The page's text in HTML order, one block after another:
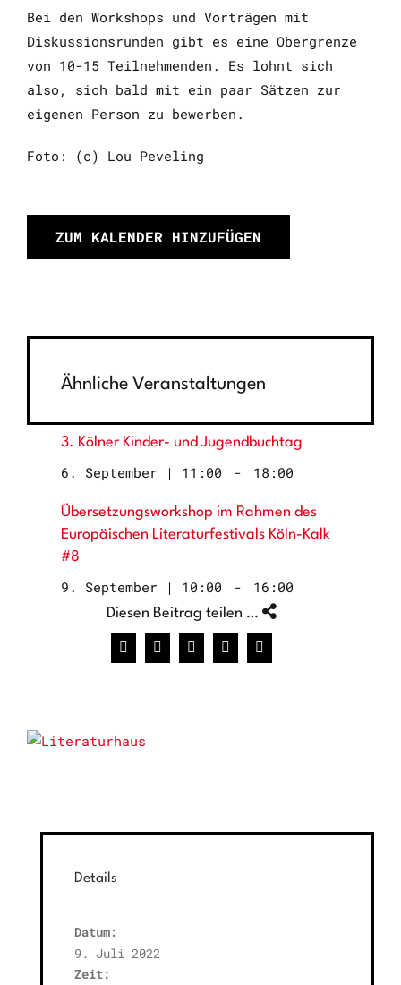
Bei den Workshops und Vorträgen mit
Diskussionsrunden gibt es eine Obergrenze
von 10-15 Teilnehmenden. Es lohnt sich
also, sich bald mit ein paar Sätzen zur
eigenen Person zu bewerben.
Foto: (c) Lou Peveling
ZUM KALENDER HINZUFÜGEN
Ähnliche Veranstaltungen
3. Kölner Kinder- und Jugendbuchtag
6. September | 11:00 - 18:00
Übersetzungsworkshop im Rahmen des
Europäischen Literaturfestivals Köln-Kalk
#8
9. September | 10:00 - 16:00
Diesen Beitrag teilen …
Facebook
X WhatsAppPinterest
E-
Mail
Details
Datum:
9. Juli 2022
Zeit: